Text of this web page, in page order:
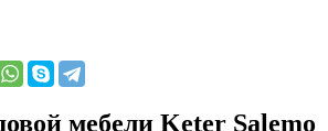
мебели Keter Salemo